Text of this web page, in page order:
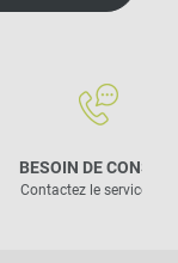
BESOIN DE CONSEIL
Contactez le service